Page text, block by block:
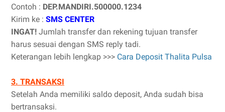
Contoh : DEP.MANDIRI.500000.1234
Kirim ke : SMS CENTER
INGAT! Jumlah transfer dan rekening tujuan transfer
harus sesuai dengan SMS reply tadi.
Keterangan lebih lengkap >>> Cara Deposit Thalita Pulsa
3. TRANSAKSI
Setelah Anda memiliki saldo deposit, Anda sudah bisa
bertransaksi.